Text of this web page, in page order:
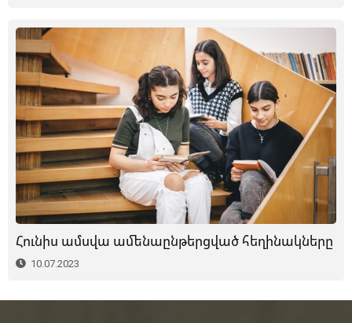
Հունիս ամսվա ամենաընթերցված հեղինակները
10.07.2023